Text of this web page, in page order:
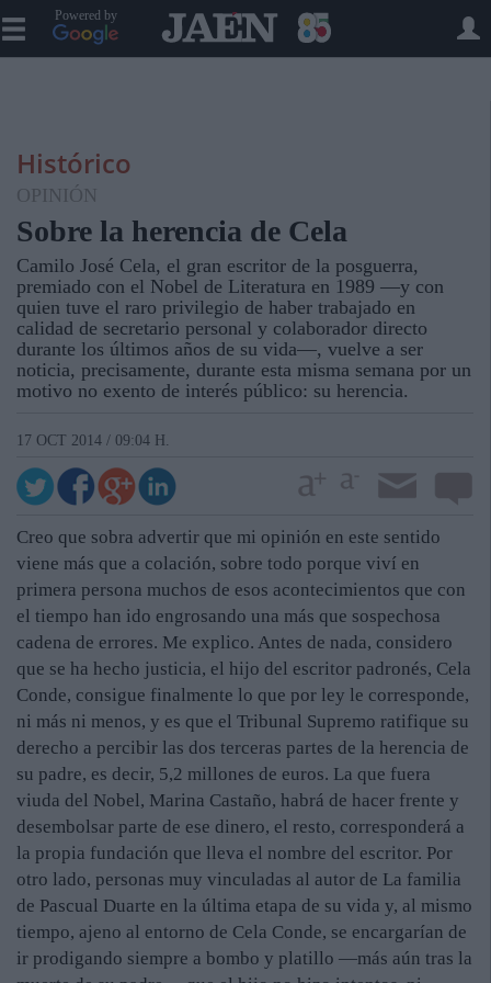
Powered by
Histórico
OPINIÓN
Sobre la herencia de Cela
Camilo José Cela, el gran escritor de la posguerra,
premiado con el Nobel de Literatura en 1989 —y con
quien tuve el raro privilegio de haber trabajado en
calidad de secretario personal y colaborador directo
durante los últimos años de su vida—, vuelve a ser
noticia, precisamente, durante esta misma semana por un
motivo no exento de interés público: su herencia.
17 OCT 2014 / 09:04 H.
Creo que sobra advertir que mi opinión en este sentido
viene más que a colación, sobre todo porque viví en
primera persona muchos de esos acontecimientos que con
el tiempo han ido engrosando una más que sospechosa
cadena de errores. Me explico. Antes de nada, considero
que se ha hecho justicia, el hijo del escritor padronés, Cela
Conde, consigue finalmente lo que por ley le corresponde,
ni más ni menos, y es que el Tribunal Supremo ratifique su
derecho a percibir las dos terceras partes de la herencia de
su padre, es decir, 5,2 millones de euros. La que fuera
viuda del Nobel, Marina Castaño, habrá de hacer frente y
desembolsar parte de ese dinero, el resto, corresponderá a
la propia fundación que lleva el nombre del escritor. Por
otro lado, personas muy vinculadas al autor de La familia
de Pascual Duarte en la última etapa de su vida y, al mismo
tiempo, ajeno al entorno de Cela Conde, se encargarían de
ir prodigando siempre a bombo y platillo —más aún tras la